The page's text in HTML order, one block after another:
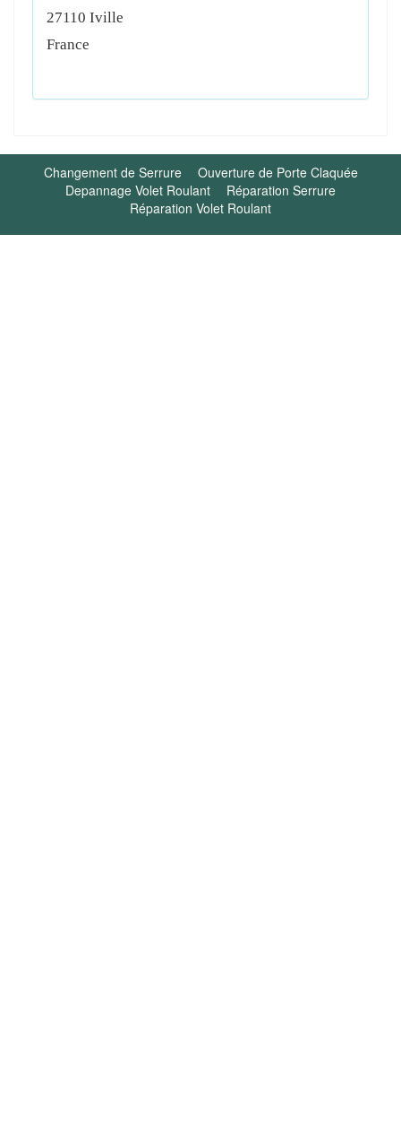
27110 Iville
France
Changement de Serrure
Ouverture de Porte Claquée
Depannage Volet Roulant
Réparation Serrure
Réparation Volet Roulant